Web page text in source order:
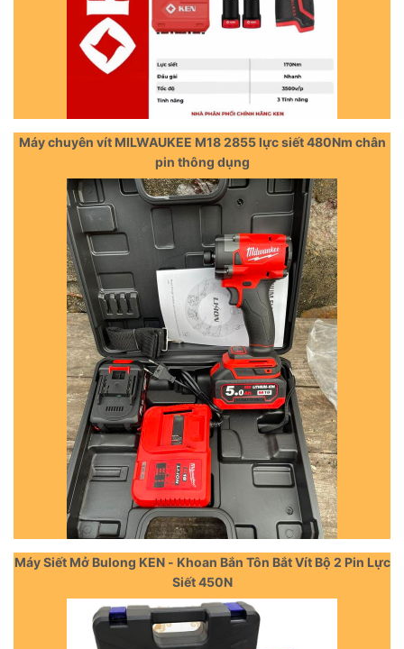
Máy chuyên vít MILWAUKEE M18 2855 lực siết 480Nm chân
pin thông dụng
Máy Siết Mở Bulong KEN - Khoan Bắn Tôn Bắt Vít Bộ 2 Pin Lực
Siết 450N